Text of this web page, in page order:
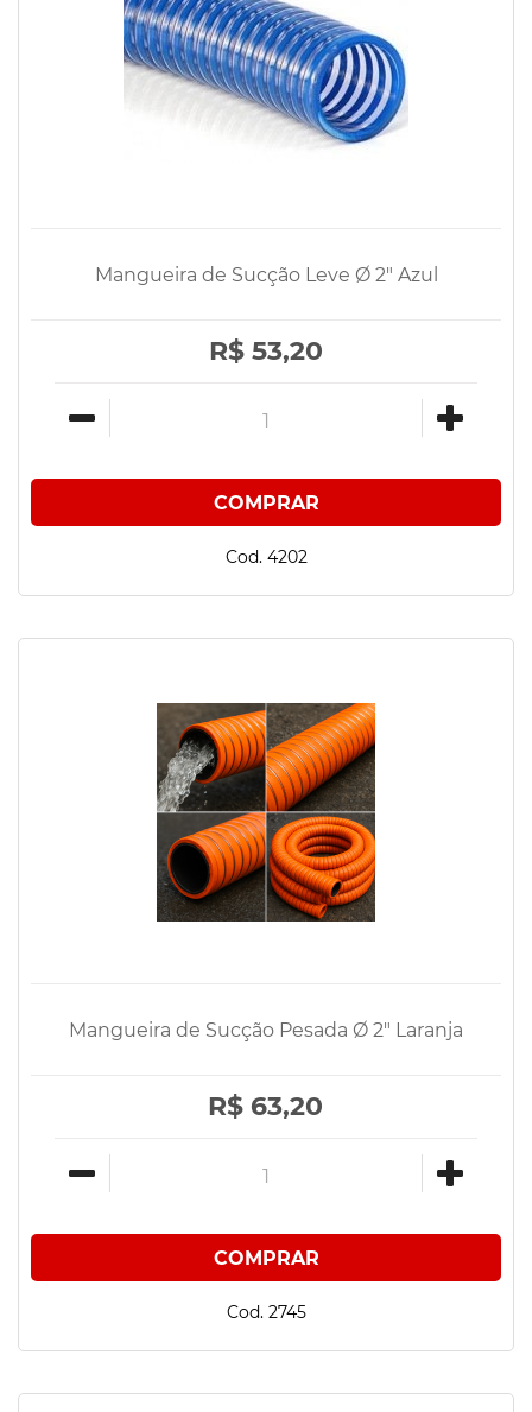
Mangueira de Sucção Leve Ø 2" Azul
R$ 53,20
Cod. 4202
Mangueira de Sucção Pesada Ø 2" Laranja
R$ 63,20
Cod. 2745